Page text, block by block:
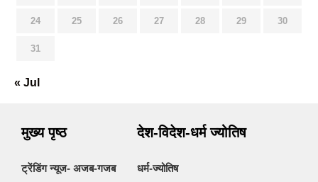
24 25 26 27 28 29 30
31
« Jul
मुख्य पृष्ठ
ट्रेंडिंग न्यूज- अजब-गजब
देश-विदेश-धर्म ज्योतिष
धर्म-ज्योतिष